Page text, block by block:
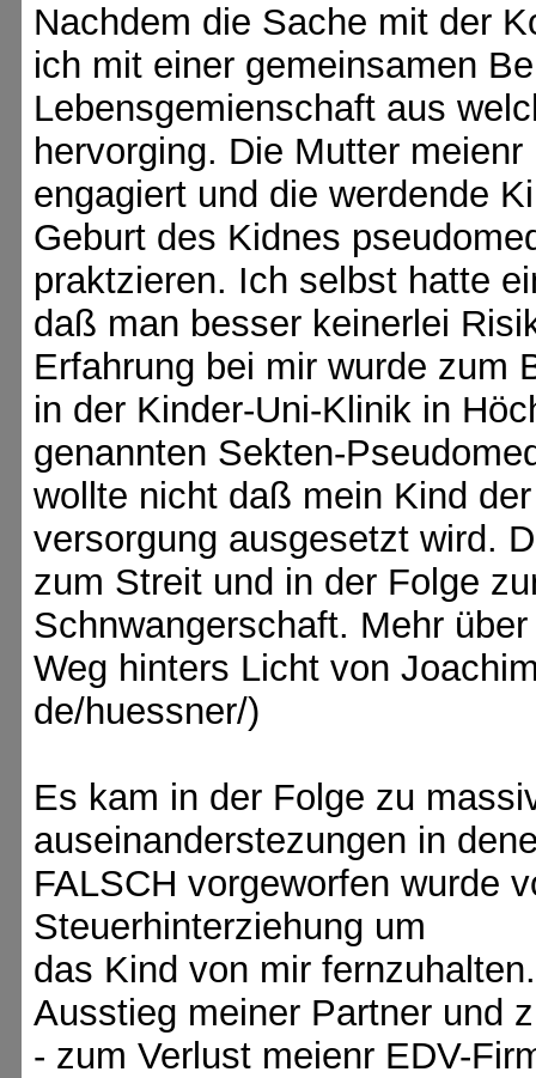
Nachdem die Sache mit der
ich mit einer gemeinsamen
Lebensgemienschaft aus
hervorging. Die Mutter
engagiert und die werdende
Geburt des Kidnes
praktzieren. Ich selbst hatte
daß man besser keinerlei
Erfahrung bei mir wurde zum
in der Kinder-Uni-Klinik in
genannten Sekten-
wollte nicht daß mein Kind
versorgung ausgesetzt wird.
zum Streit und in der Folge
Schnwangerschaft. Mehr
Weg hinters Licht von
de/huessner/)
Es kam in der Folge zu
auseinanderstezungen in
FALSCH vorgeworfen wurde
Steuerhinterziehung um
das Kind von mir
Ausstieg meiner Partner und
- zum Verlust meienr EDV-